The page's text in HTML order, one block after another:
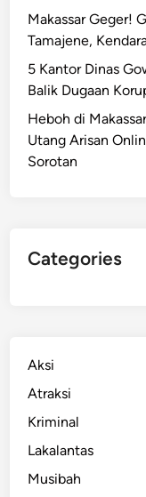
Makassar Geger!
Tamajene,
5 Kantor Dinas
Balik Dugaan
Heboh di
Utang Arisan
Sorotan
Categories
Aksi
Atraksi
Kriminal
Lakalantas
Musibah